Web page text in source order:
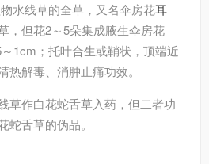
水线草的全草，又名伞房花耳
，但花2～5朵集成腋生伞房花
1cm；托叶合生或鞘状，顶端近
解毒、消肿止痛功效。
草作白花蛇舌草入药，但二者功
舌草的伪品。